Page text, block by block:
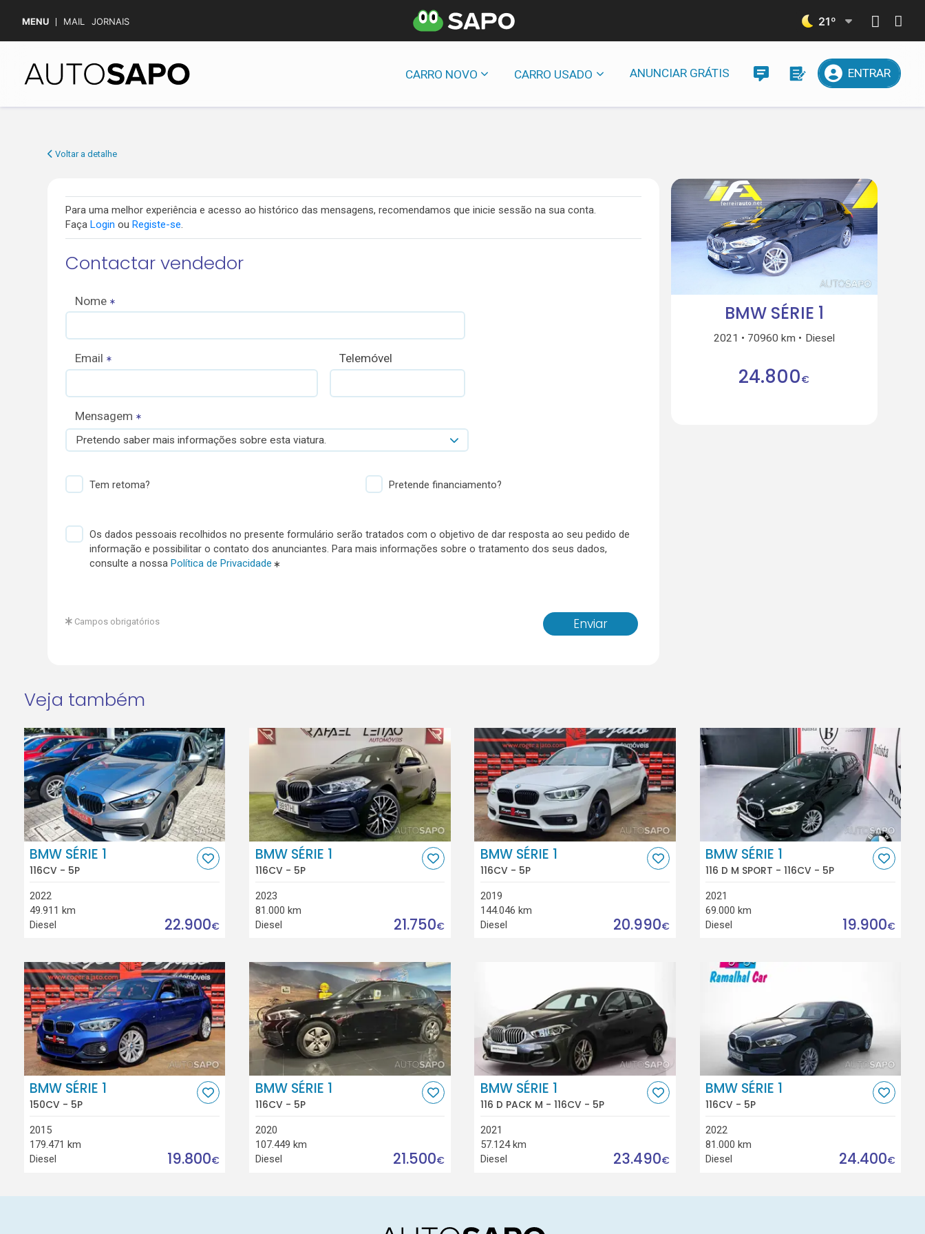
MENU MAIL JORNAIS 21º
CARRO NOVO CARRO USADO ANUNCIAR GRÁTIS ENTRAR
Voltar a detalhe
Para uma melhor experiência e acesso ao histórico das mensagens, recomendamos que inicie sessão na sua conta.
Faça Login ou Registe-se.
Contactar vendedor
Nome
Email Telemóvel
Mensagem
Pretendo saber mais informações sobre esta viatura.
Tem retoma? Pretende financiamento?
Os dados pessoais recolhidos no presente formulário serão tratados com o objetivo de dar resposta ao seu pedido de
informação e possibilitar o contato dos anunciantes. Para mais informações sobre o tratamento dos seus dados,
consulte a nossa Política de Privacidade
Enviar
Campos obrigatórios
BMW SÉRIE 1
2021 70960 km Diesel
24.800€
Veja também
BMW SÉRIE 1
116CV - 5P
2022
49.911 km
Diesel
22.900€
BMW SÉRIE 1
116CV - 5P
2023
81.000 km
Diesel
21.750€
BMW SÉRIE 1
116CV - 5P
2019
144.046 km
Diesel
20.990€
BMW SÉRIE 1
116 D M SPORT - 116CV - 5P
2021
69.000 km
Diesel
19.900€
BMW SÉRIE 1
150CV - 5P
2015
179.471 km
Diesel
19.800€
BMW SÉRIE 1
116CV - 5P
2020
107.449 km
Diesel
21.500€
BMW SÉRIE 1
116 D PACK M - 116CV - 5P
2021
57.124 km
Diesel
23.490€
BMW SÉRIE 1
116CV - 5P
2022
81.000 km
Diesel
24.400€